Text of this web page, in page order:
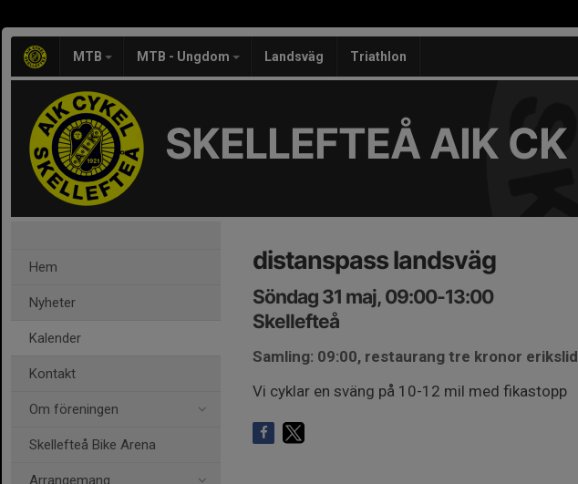
MTB MTB - Ungdom Landsväg Triathlon
SKELLEFTEÅ AIK CK
Hem
Nyheter
Kalender
Kontakt
Om föreningen
Skellefteå Bike Arena
Arrangemang
distanspass landsväg
Söndag 31 maj, 09:00-13:00
Skellefteå
Samling: 09:00, restaurang tre kronor erikslid
Vi cyklar en sväng på 10-12 mil med fikastopp